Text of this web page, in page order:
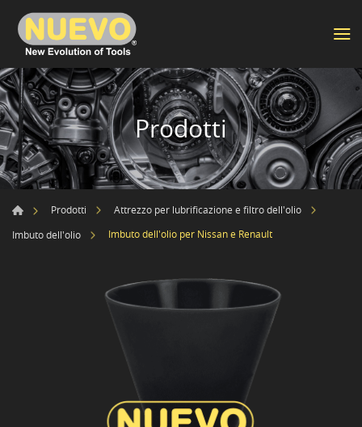
Prodotti
Prodotti
Attrezzo per lubrificazione e filtro dell'olio
Imbuto dell'olio
Imbuto dell'olio per Nissan e Renault